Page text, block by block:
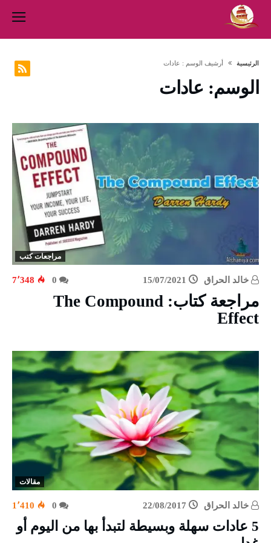
‫الرئيسية‬ ‫أرشيف الوسم :‬ عادات
الوسم: عادات
مراجعات كتب
خالد الحراق 15/07/2021 7٬348
مراجعة كتاب: The Compound
Effect
مقالات
خالد الحراق 22/08/2017 1٬410
5 عادات سهلة وبسيطة لتبدأ بها من اليوم أو